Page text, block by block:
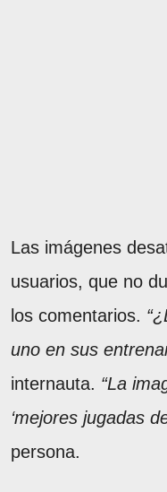
Las imágenes
usuarios, que no
los comentarios.
uno en sus
internauta. “La
‘mejores jugadas
persona.